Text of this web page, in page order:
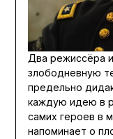
Два режиссёра
злободневную
предельно
каждую идею в
самих героев в
напоминает о